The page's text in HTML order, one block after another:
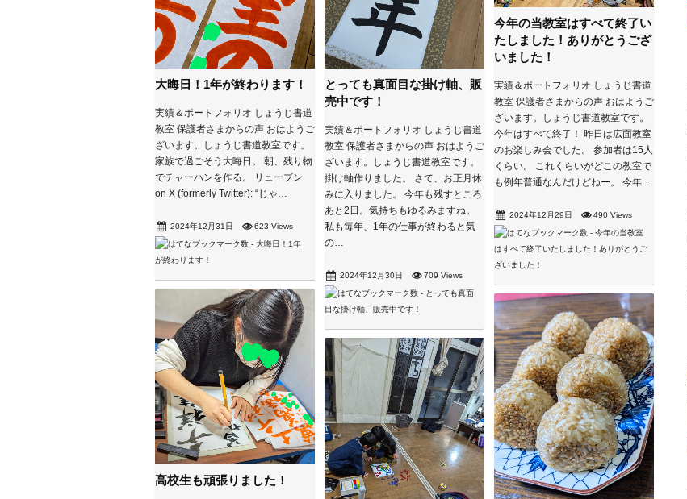
大晦日！1年が終わります！
実績＆ポートフォリオ しょうじ書道
教室 保護者さまからの声 おはようご
ざいます。しょうじ書道教室です。
家族で過ごそう大晦日。 朝、残り物
でチャーハンを作る。 リューブン
on X (formerly Twitter): “じゃ…
2024年12月31日 623 Views
とっても真面目な掛け軸、販
売中です！
実績＆ポートフォリオ しょうじ書道
教室 保護者さまからの声 おはようご
ざいます。しょうじ書道教室です。
掛け軸作りました。 さて、お正月休
みに入りました。 今年も残すところ
あと2日。気持ちもゆるみますね。
私も毎年、1年の仕事が終わると気
の…
2024年12月30日 709 Views
今年の当教室はすべて終了い
たしました！ありがとうござ
いました！
実績＆ポートフォリオ しょうじ書道
教室 保護者さまからの声 おはようご
ざいます。しょうじ書道教室です。
今年はすべて終了！ 昨日は広面教室
のお楽しみ会でした。 参加者は15人
くらい。 これくらいがどこの教室で
も例年普通なんだけどねー。 今年…
2024年12月29日 490 Views
高校生も頑張りました！